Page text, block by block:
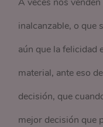
inalcanzable, o que
aún que la felicidad
material, ante eso
decisión, que
mejor decisión que